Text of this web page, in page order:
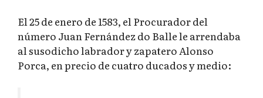
El 25 de enero de 1583, el Procurador del
número Juan Fernández do Balle le arrendaba
al susodicho labrador y zapatero Alonso
Porca, en precio de cuatro ducados y medio: